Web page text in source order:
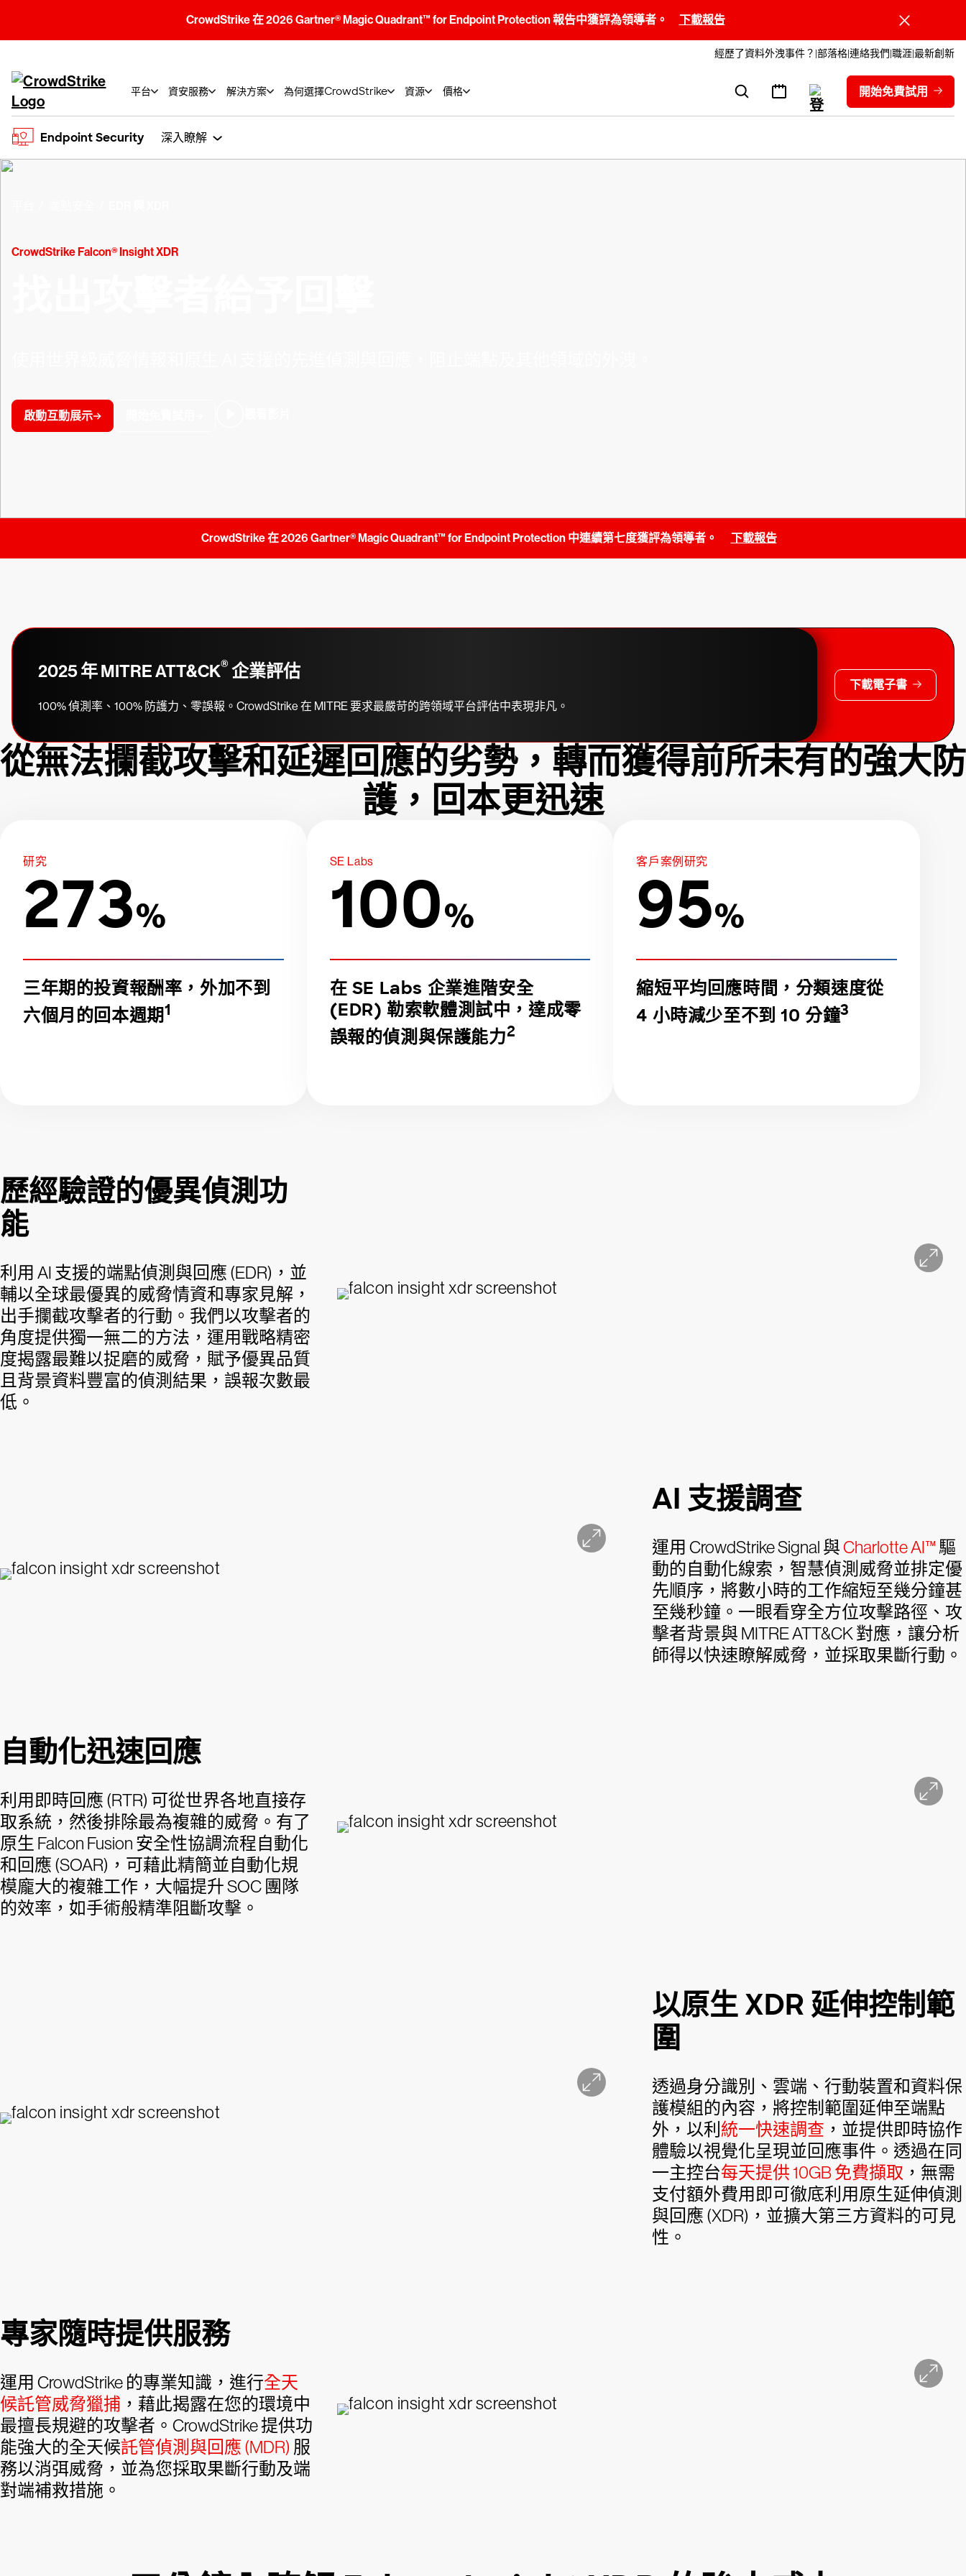
CrowdStrike 在 2026 Gartner® Magic Quadrant™ for Endpoint Protection 報告中獲評為領導者。 下載報告
經歷了資料外洩事件？ 部落格連絡我們 職涯最新創新
平台 資安服務 解決方案 為何選擇CrowdStrike 資源 價格 開始免費試用
Endpoint Security 深入瞭解
CrowdStrike Falcon® Insight XDR
啟動互動展示
CrowdStrike 在 2026 Gartner® Magic Quadrant™ for Endpoint Protection 中連續第七度獲評為領導者。 下載報告
2025 年 MITRE ATT&CK® 企業評估
100% 偵測率、100% 防護力、零誤報。CrowdStrike 在 MITRE 要求最嚴苛的跨領域平台評估中表現非凡。
下載電子書
從無法攔截攻擊和延遲回應的劣勢，轉而獲得前所未有的強大防
護，回本更迅速
研究
273%
三年期的投資報酬率，外加不到
六個月的回本週期1
SE Labs
100%
在 SE Labs 企業進階安全
(EDR) 勒索軟體測試中，達成零
誤報的偵測與保護能力2
客戶案例研究
95%
縮短平均回應時間，分類速度從
4 小時減少至不到 10 分鐘3
歷經驗證的優異偵測功
能
利用 AI 支援的端點偵測與回應 (EDR)，並
輔以全球最優異的威脅情資和專家見解，
出手攔截攻擊者的行動。我們以攻擊者的
角度提供獨一無二的方法，運用戰略精密
度揭露最難以捉磨的威脅，賦予優異品質
且背景資料豐富的偵測結果，誤報次數最
低。
AI 支援調查
運用 CrowdStrike Signal 與Charlotte AI™驅
動的自動化線索，智慧偵測威脅並排定優
先順序，將數小時的工作縮短至幾分鐘甚
至幾秒鐘。一眼看穿全方位攻擊路徑、攻
擊者背景與 MITRE ATT&CK 對應，讓分析
師得以快速瞭解威脅，並採取果斷行動。
自動化迅速回應
利用即時回應 (RTR) 可從世界各地直接存
取系統，然後排除最為複雜的威脅。有了
原生 Falcon Fusion 安全性協調流程自動化
和回應 (SOAR)，可藉此精簡並自動化規
模龐大的複雜工作，大幅提升 SOC 團隊
的效率，如手術般精準阻斷攻擊。
以原生 XDR 延伸控制範
圍
透過身分識別、雲端、行動裝置和資料保
護模組的內容，將控制範圍延伸至端點
外，以利 統一快速調查 ，並提供即時協作
體驗以視覺化呈現並回應事件。透過在同
一主控台每天提供 10GB 免費擷取 ，無需
支付額外費用即可徹底利用原生延伸偵測
與回應 (XDR)，並擴大第三方資料的可見
性。
專家隨時提供服務
運用 CrowdStrike 的專業知識，進行全天
候託管威脅獵捕 ，藉此揭露在您的環境中
最擅長規避的攻擊者。CrowdStrike 提供功
能強大的全天候託管偵測與回應 (MDR) 服
務以消弭威脅，並為您採取果斷行動及端
對端補救措施。